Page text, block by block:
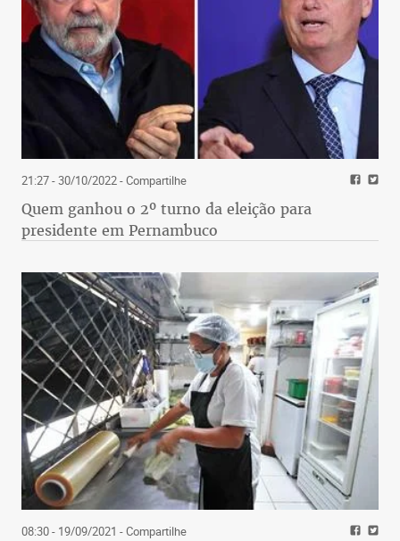
21:27 - 30/10/2022- Compartilhe
Quem ganhou o 2º turno da eleição para
presidente em Pernambuco
08:30 - 19/09/2021 - Compartilhe